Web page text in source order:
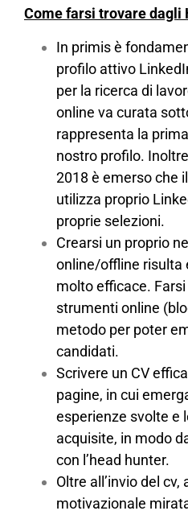
Come farsi trovare dagli
In primis è
profilo attivo
per la ricerca di
online va curata
rappresenta la
nostro profilo.
2018 è emerso che
utilizza proprio
proprie selezioni.
Crearsi un proprio
online/offline risulta
molto efficace.
strumenti online
metodo per poter
candidati.
Scrivere un CV
pagine, in cui
esperienze svolte e
acquisite, in modo
con l’head hunter.
Oltre all’invio del
motivazionale